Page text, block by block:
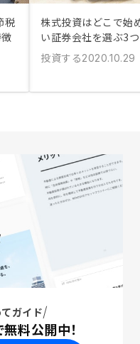
税
株式投資はどこで始
い証券会社を選ぶ3
投資する2020.10.29
ガイド
料公開中！